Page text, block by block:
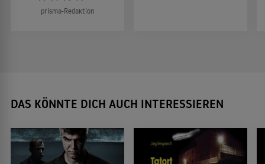
prisma-Redaktion
DAS KÖNNTE DICH AUCH INTERESSIEREN